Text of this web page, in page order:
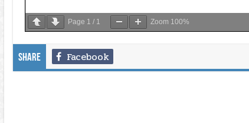
Page 1 / 1 Zoom 100%
Share Facebook